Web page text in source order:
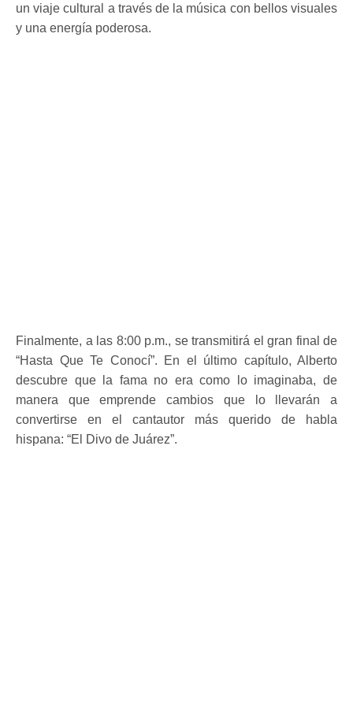
un viaje cultural a través de la música con bellos visuales
y una energía poderosa.
Finalmente, a las 8:00 p.m., se transmitirá el gran final de
“Hasta Que Te Conocí”. En el último capítulo, Alberto
descubre que la fama no era como lo imaginaba, de
manera que emprende cambios que lo llevarán a
convertirse en el cantautor más querido de habla
hispana: “El Divo de Juárez”.